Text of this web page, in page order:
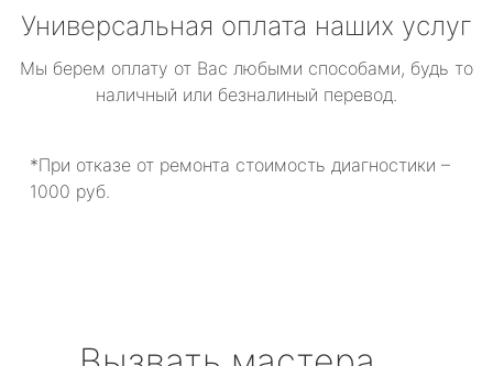
Универсальная оплата наших услуг
Мы берем оплату от Вас любыми способами, будь то
наличный или безналиный перевод.
*При отказе от ремонта стоимость диагностики –
1000 руб.